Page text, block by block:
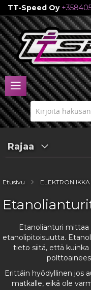
TT-Speed Oy
Skip
to
Content
Etusivu ELEKTRONIIKKA
Etanolianturi
etanolipitoisuutta.
tieto siitä, että
Erittäin hyödyllinen jos
matkalle, eikä ole
Rajaa